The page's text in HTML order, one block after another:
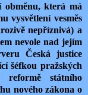
obměnu, která má
vysvětlení vesměs
nepříznivá) a
nevole nad jejím
Česká justice
šéfkou pražských
reformě státního
nového zákona o